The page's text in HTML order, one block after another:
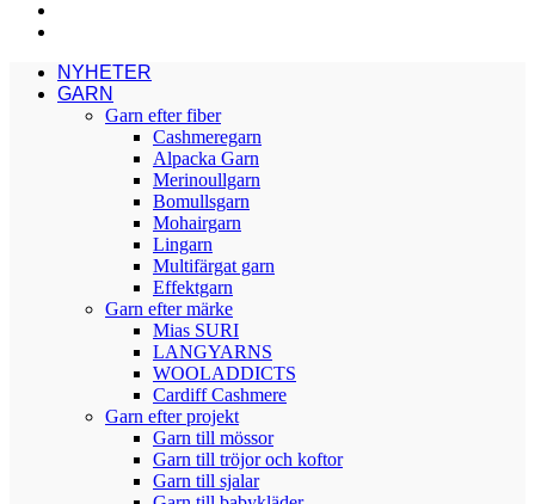
NYHETER
GARN
Garn efter fiber
Cashmeregarn
Alpacka Garn
Merinoullgarn
Bomullsgarn
Mohairgarn
Lingarn
Multifärgat garn
Effektgarn
Garn efter märke
Mias SURI
LANGYARNS
WOOLADDICTS
Cardiff Cashmere
Garn efter projekt
Garn till mössor
Garn till tröjor och koftor
Garn till sjalar